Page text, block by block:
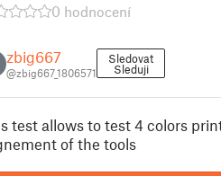
0 hodnocení
zbig667
@zbig667_1806571
Sledovat
Sleduji
test allows to test 4 colors
of the tools